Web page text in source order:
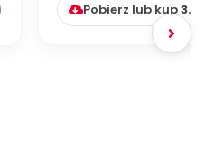
Pobierz lub kup